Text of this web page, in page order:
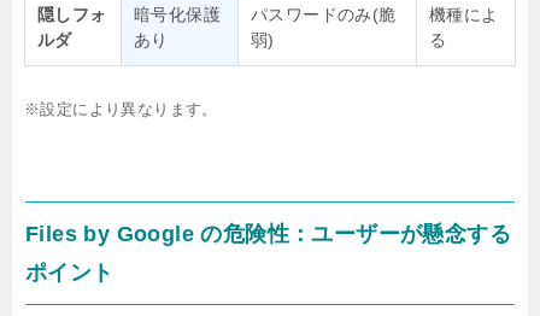
隠しフォ
ルダ
暗号化保護
あり
パスワードのみ(脆
弱)
機種によ
る
※設定により異なります。
Files by Google の危険性：ユーザーが懸念する
ポイント